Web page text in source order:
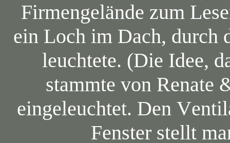
Firmengelände zum
ein Loch im Dach, durch
leuchtete. (Die Idee,
stammte von Renate
eingeleuchtet. Den
Fenster stellt